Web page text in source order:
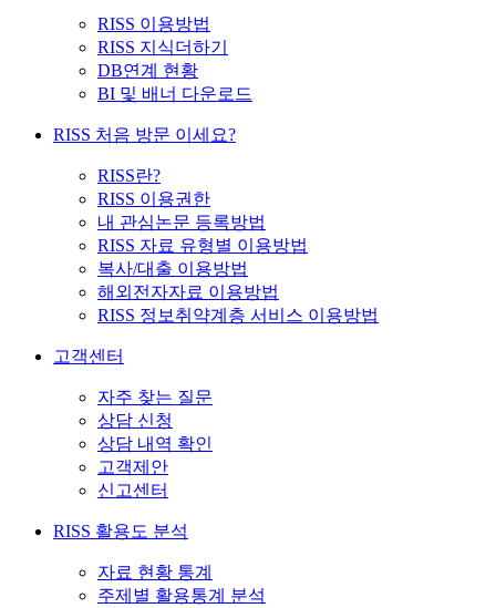
RISS 이용방법
RISS 지식더하기
DB연계 현황
BI 및 배너 다운로드
RISS 처음 방문 이세요?
RISS란?
RISS 이용권한
내 관심논문 등록방법
RISS 자료 유형별 이용방법
복사/대출 이용방법
해외전자자료 이용방법
RISS 정보취약계층 서비스 이용방법
고객센터
자주 찾는 질문
상담 신청
상담 내역 확인
고객제안
신고센터
RISS 활용도 분석
자료 현황 통계
주제별 활용통계 분석